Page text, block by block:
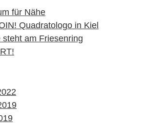
für Nähe
Quadratologo in Kiel
steht am Friesenring